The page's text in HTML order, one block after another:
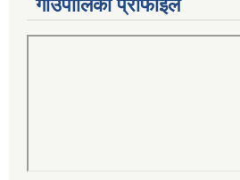
गाउँपालिका प्रोफाइल